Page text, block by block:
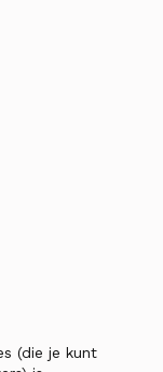
(die je kunt